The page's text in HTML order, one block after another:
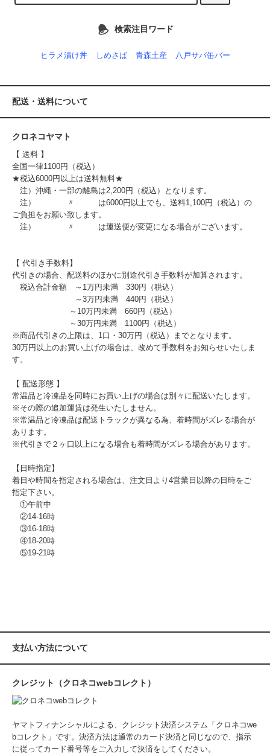
検索注目ワード
ヒラメ漬け丼 しめさば 青森土産 八戸サバ缶バー
配送・送料について
クロネコヤマト
【 送料 】
全国一律1100円（税込）
★税込6000円以上は送料無料★
注）沖縄・一部の離島は2,200円（税込）となります。
注） 〃 は6000円以上でも、送料1,100円（税込）の
ご負担をお願い致します。
注） 〃 は運送便が変更になる場合がございます。
【 代引き手数料】
代引きの場合、配送料のほかに別途代引き手数料が加算されます。
税込合計金額 ～1万円未満 330円（税込）
～3万円未満 440円（税込）
～10万円未満 660円（税込）
～30万円未満 1100円（税込）
※商品代引きの上限は、1口・30万円（税込）までとなります。
30万円以上のお買い上げの場合は、改めて手数料をお知らせいたしま
す。
【 配送形態 】
常温品と冷凍品を同時にお買い上げの場合は別々に配送いたします。
※その際の追加運賃は発生いたしません。
※常温品と冷凍品は配送トラックが異なる為、着時間がズレる場合が
あります。
※代引きで２ヶ口以上になる場合も着時間がズレる場合があります。
【日時指定】
着日や時間を指定される場合は、注文日より4営業日以降の日時をご
指定下さい。
①午前中
②14-16時
③16-18時
④18-20時
⑤19-21時
支払い方法について
クレジット（クロネコwebコレクト）
ヤマトフィナンシャルによる、クレジット決済システム「クロネコwe
bコレクト」です。決済方法は通常のカード決済と同じなので、指示
に従ってカード番号等をご入力して決済をしてください。